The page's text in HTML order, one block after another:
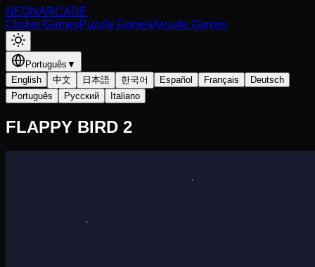
NEONARCADE
Clicker GamesPuzzle GamesArcade Games
Português ▼
English
中文 日本語 한국어 Español Français
Deutsch
Português
Русский Italiano
FLAPPY BIRD 2